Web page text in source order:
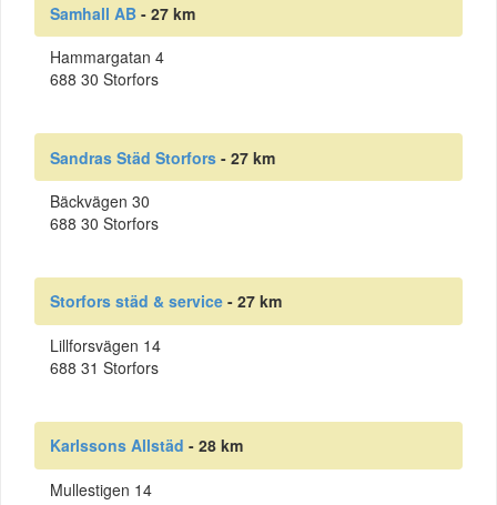
Samhall AB - 27 km
Hammargatan 4
688 30 Storfors
Sandras Städ Storfors - 27 km
Bäckvägen 30
688 30 Storfors
Storfors städ & service - 27 km
Lillforsvägen 14
688 31 Storfors
Karlssons Allstäd - 28 km
Mullestigen 14